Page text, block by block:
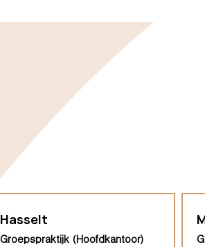
Hasselt
Groepspraktijk (Hoofdkantoor)